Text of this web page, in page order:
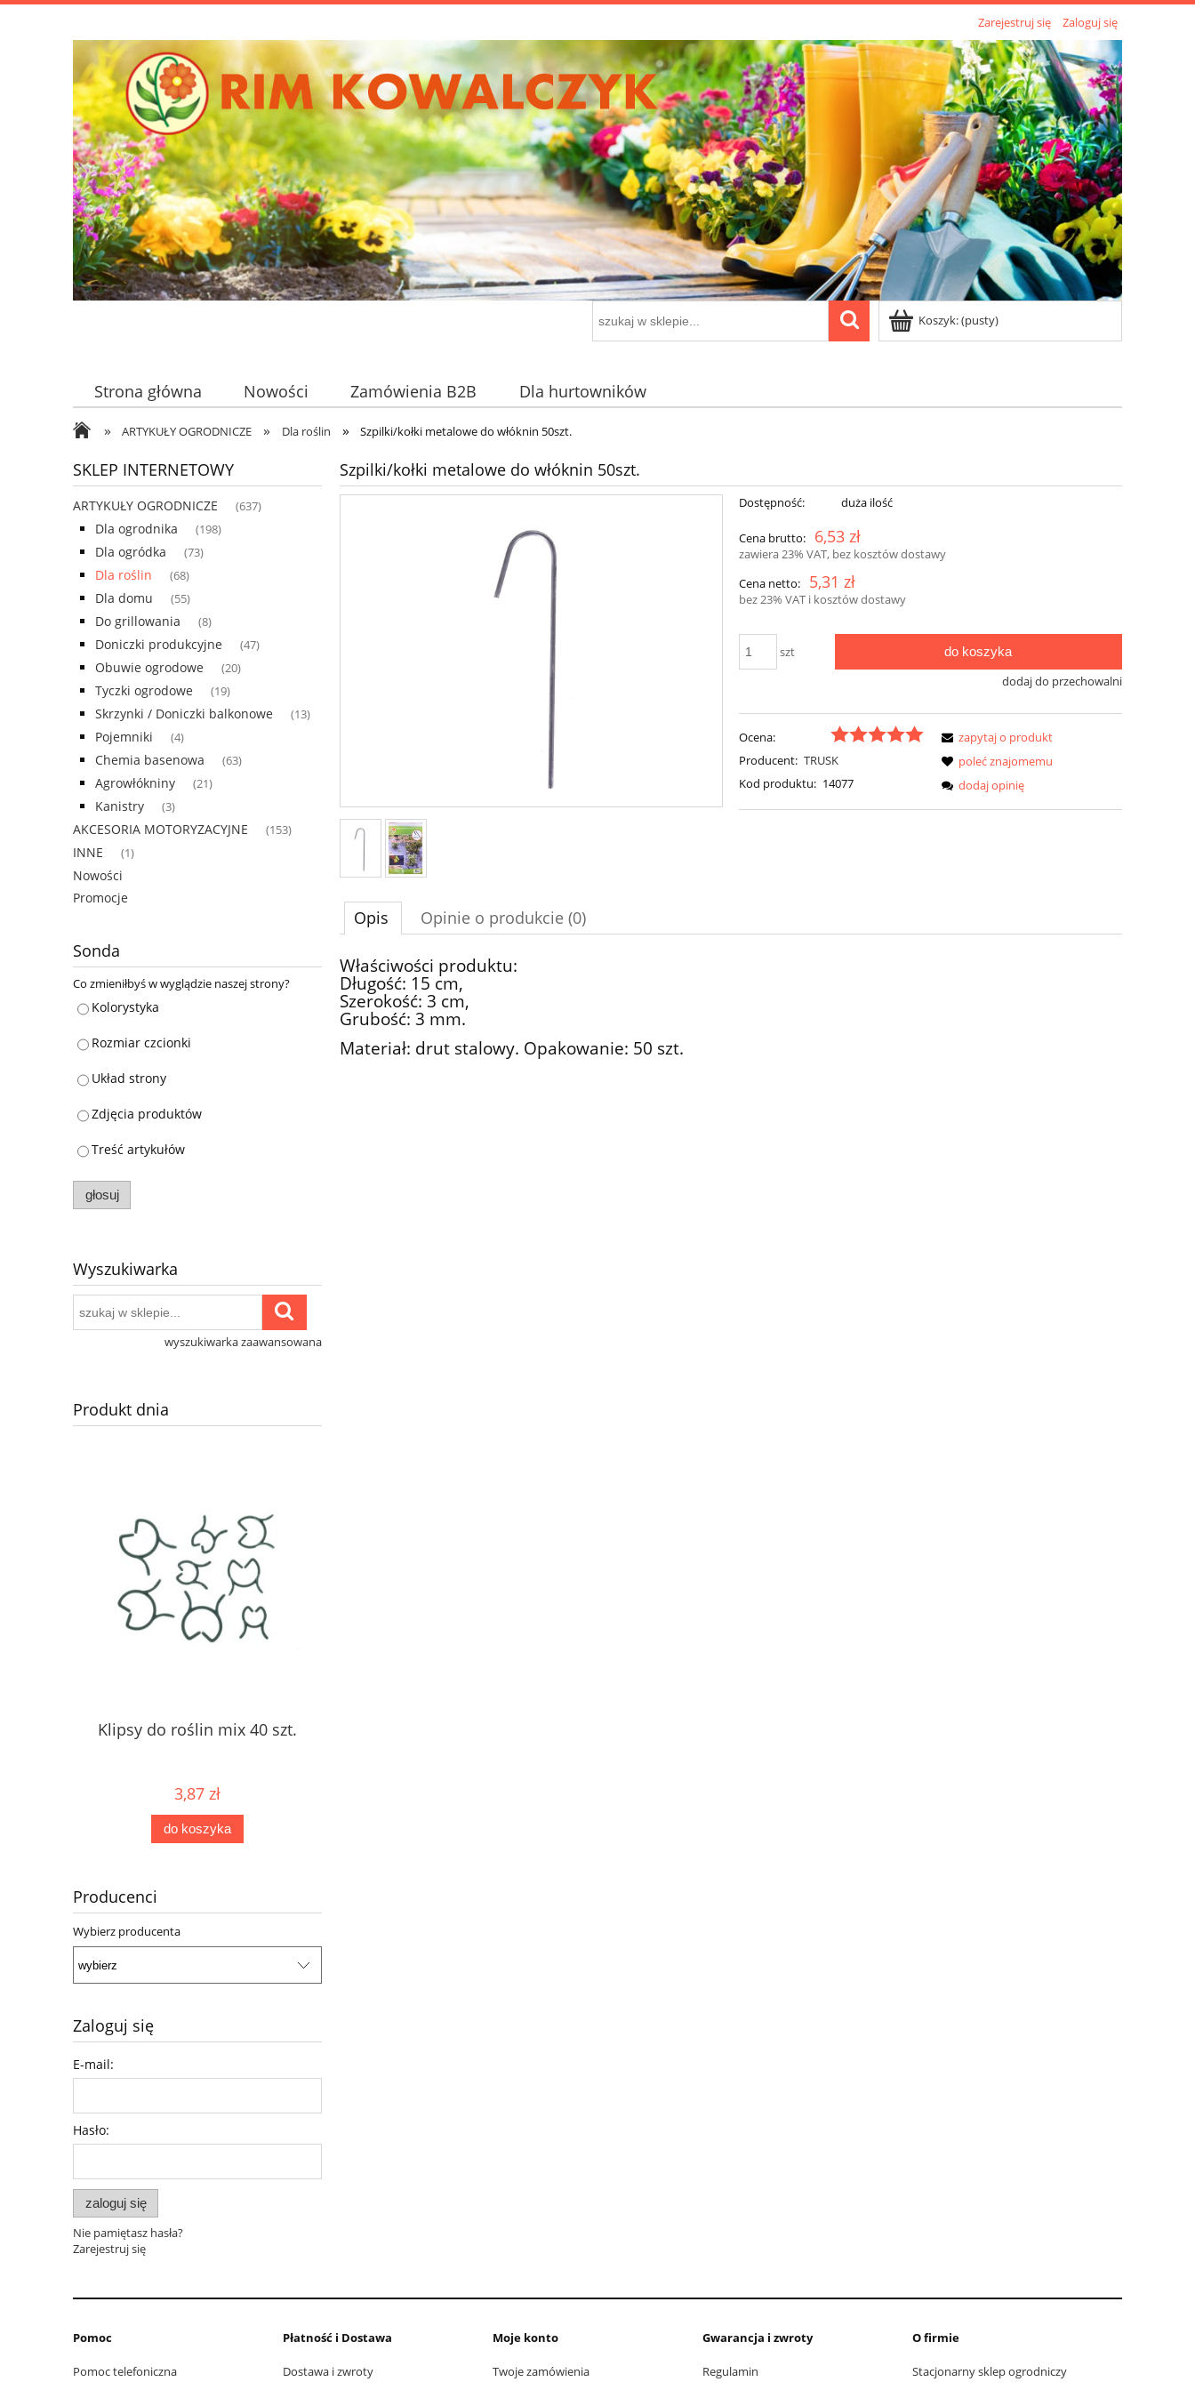
Zarejestruj się Zaloguj się
Koszyk:(pusty)
Strona główna Nowości Zamówienia B2B Dla hurtowników
» ARTYKUŁY OGRODNICZE » Dla roślin » Szpilki/kołki metalowe do włóknin 50szt.
SKLEP INTERNETOWY
ARTYKUŁY OGRODNICZE (637)
Dla ogrodnika (198)
Dla ogródka (73)
Dla roślin (68)
Dla domu (55)
Do grillowania (8)
Doniczki produkcyjne (47)
Obuwie ogrodowe (20)
Tyczki ogrodowe (19)
Skrzynki / Doniczki balkonowe (13)
Pojemniki (4)
Chemia basenowa (63)
Agrowłókniny (21)
Kanistry (3)
AKCESORIA MOTORYZACYJNE (153)
INNE (1)
Nowości
Promocje
Sonda
Co zmieniłbyś w wyglądzie naszej strony?
Kolorystyka
Rozmiar czcionki
Układ strony
Zdjęcia produktów
Treść artykułów
głosuj
Wyszukiwarka
wyszukiwarka zaawansowana
Produkt dnia
Klipsy do roślin mix 40 szt.
3,87 zł
do koszyka
Producenci
Wybierz producenta
Zaloguj się
E-mail:
Hasło:
zaloguj się
Nie pamiętasz hasła?
Zarejestruj się
Szpilki/kołki metalowe do włóknin 50szt.
Dostępność: duża ilość
Cena brutto: 6,53 zł
zawiera 23% VAT, bez kosztów dostawy
Cena netto:
5,31 zł
bez 23% VAT i kosztów dostawy
szt do koszyka
dodaj do przechowalni
Ocena:
Producent: TRUSK
Kod produktu: 14077
zapytaj o produkt
poleć znajomemu
dodaj opinię
Opis Opinie o produkcie (0)
Właściwości produktu:
Długość: 15 cm,
Szerokość: 3 cm,
Grubość: 3 mm.
Materiał: drut stalowy. Opakowanie: 50 szt.
Pomoc
Pomoc telefoniczna
Płatność i Dostawa
Dostawa i zwroty
Moje konto
Twoje zamówienia
Gwarancja i zwroty
Regulamin
O firmie
Stacjonarny sklep ogrodniczy